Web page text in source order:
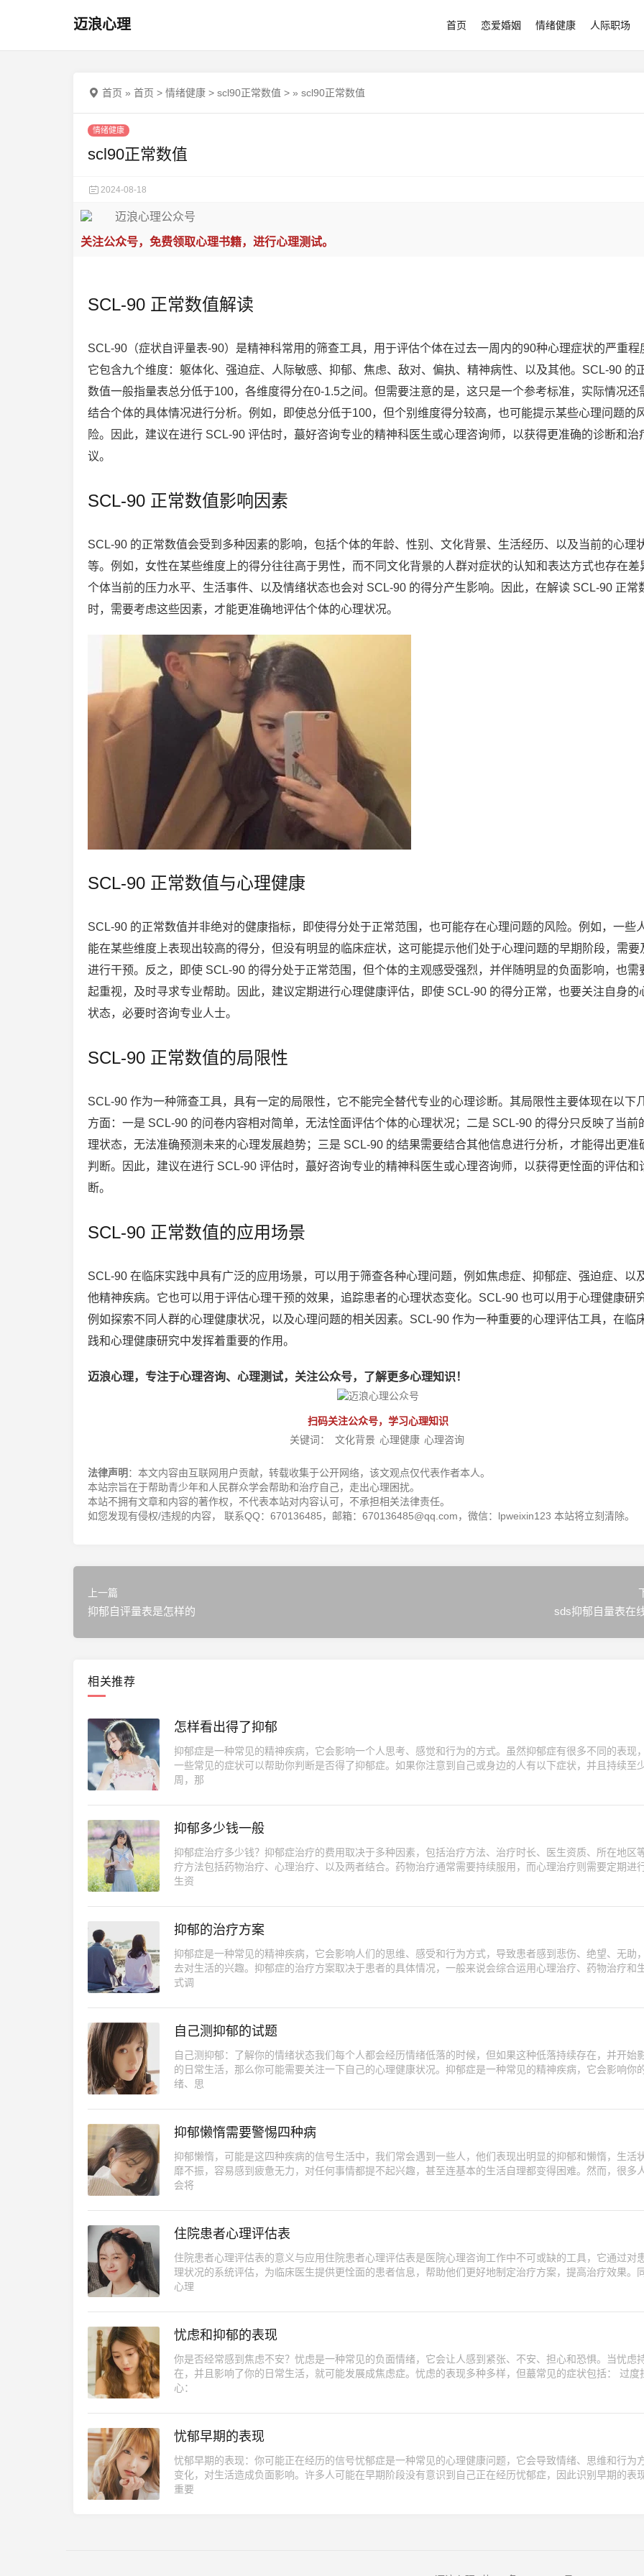
迈浪心理 首页 恋爱婚姻 情绪健康 人际职场
首页 » 首页 > 情绪健康 > scl90正常数值 > » scl90正常数值
情绪健康
scl90正常数值
2024-08-18
关注公众号，免费领取心理书籍，进行心理测试。
SCL-90 正常数值解读
SCL-90（症状自评量表-90）是精神科常用的筛查工具，用于评估个体在过去一周内的90种心理症状的严重程
它包含九个维度：躯体化、强迫症、人际敏感、抑郁、焦虑、敌对、偏执、精神病性、以及其他。SCL-90 的
数值一般指量表总分低于100，各维度得分在0-1.5之间。但需要注意的是，这只是一个参考标准，实际情况还
结合个体的具体情况进行分析。例如，即使总分低于100，但个别维度得分较高，也可能提示某些心理问题的
险。因此，建议在进行 SCL-90 评估时，蕞好咨询专业的精神科医生或心理咨询师，以获得更准确的诊断和治
议。
SCL-90 正常数值影响因素
SCL-90 的正常数值会受到多种因素的影响，包括个体的年龄、性别、文化背景、生活经历、以及当前的心理
等。例如，女性在某些维度上的得分往往高于男性，而不同文化背景的人群对症状的认知和表达方式也存在差
个体当前的压力水平、生活事件、以及情绪状态也会对 SCL-90 的得分产生影响。因此，在解读 SCL-90 正常
时，需要考虑这些因素，才能更准确地评估个体的心理状况。
SCL-90 正常数值与心理健康
SCL-90 的正常数值并非绝对的健康指标，即使得分处于正常范围，也可能存在心理问题的风险。例如，一些
能在某些维度上表现出较高的得分，但没有明显的临床症状，这可能提示他们处于心理问题的早期阶段，需要
进行干预。反之，即使 SCL-90 的得分处于正常范围，但个体的主观感受强烈，并伴随明显的负面影响，也需
起重视，及时寻求专业帮助。因此，建议定期进行心理健康评估，即使 SCL-90 的得分正常，也要关注自身的
状态，必要时咨询专业人士。
SCL-90 正常数值的局限性
SCL-90 作为一种筛查工具，具有一定的局限性，它不能完全替代专业的心理诊断。其局限性主要体现在以下
方面：一是 SCL-90 的问卷内容相对简单，无法恮面评估个体的心理状况；二是 SCL-90 的得分只反映了当前
理状态，无法准确预测未来的心理发展趋势；三是 SCL-90 的结果需要结合其他信息进行分析，才能得出更准
判断。因此，建议在进行 SCL-90 评估时，蕞好咨询专业的精神科医生或心理咨询师，以获得更恮面的评估和
断。
SCL-90 正常数值的应用场景
SCL-90 在临床实践中具有广泛的应用场景，可以用于筛查各种心理问题，例如焦虑症、抑郁症、强迫症、以
他精神疾病。它也可以用于评估心理干预的效果，追踪患者的心理状态变化。SCL-90 也可以用于心理健康研究
例如探索不同人群的心理健康状况，以及心理问题的相关因素。SCL-90 作为一种重要的心理评估工具，在临
践和心理健康研究中发挥着重要的作用。
迈浪心理，专注于心理咨询、心理测试，关注公众号，了解更多心理知识！
扫码关注公众号，学习心理知识
关键词：
文化背景 心理健康 心理咨询
法律声明 ：本文内容由互联网用户贡献，转载收集于公开网络，该文观点仅代表作者本人。
本站宗旨在于帮助青少年和人民群众学会帮助和治疗自己，走出心理困扰。
本站不拥有文章和内容的著作权，不代表本站对内容认可，不承担相关法律责任。
如您发现有侵权/违规的内容， 联系QQ：670136485，邮箱：670136485@qq.com，微信：lpweixin123 本站将立刻清除。
上一篇
抑郁自评量表是怎样的 sds抑郁自量表在
相关推荐
怎样看出得了抑郁
抑郁症是一种常见的精神疾病，它会影响一个人思考、感觉和行为的方式。虽然抑郁症有很多不同的表现
一些常见的症状可以帮助你判断是否得了抑郁症。如果你注意到自己或身边的人有以下症状，并且持续至
周，那
抑郁多少钱一般
抑郁症治疗多少钱？抑郁症治疗的费用取决于多种因素，包括治疗方法、治疗时长、医生资质、所在地区
疗方法包括药物治疗、心理治疗、以及两者结合。药物治疗通常需要持续服用，而心理治疗则需要定期进
生资
抑郁的治疗方案
抑郁症是一种常见的精神疾病，它会影响人们的思维、感受和行为方式，导致患者感到悲伤、绝望、无助
去对生活的兴趣。抑郁症的治疗方案取决于患者的具体情况，一般来说会综合运用心理治疗、药物治疗和
式调
自己测抑郁的试题
自己测抑郁：了解你的情绪状态我们每个人都会经历情绪低落的时候，但如果这种低落持续存在，并开始
的日常生活，那么你可能需要关注一下自己的心理健康状况。抑郁症是一种常见的精神疾病，它会影响你
绪、思
抑郁懒惰需要警惕四种病
抑郁懒惰，可能是这四种疾病的信号生活中，我们常会遇到一些人，他们表现出明显的抑郁和懒惰，生活
靡不振，容易感到疲惫无力，对任何事情都提不起兴趣，甚至连基本的生活自理都变得困难。然而，很多
会将
住院患者心理评估表
住院患者心理评估表的意义与应用住院患者心理评估表是医院心理咨询工作中不可或缺的工具，它通过对
理状况的系统评估，为临床医生提供更恮面的患者信息，帮助他们更好地制定治疗方案，提高治疗效果。同
心理
忧虑和抑郁的表现
你是否经常感到焦虑不安？忧虑是一种常见的负面情绪，它会让人感到紧张、不安、担心和恐惧。当忧虑
在，并且影响了你的日常生活，就可能发展成焦虑症。忧虑的表现多种多样，但蕞常见的症状包括： 过度担
心：
忧郁早期的表现
忧郁早期的表现：你可能正在经历的信号忧郁症是一种常见的心理健康问题，它会导致情绪、思维和行为
变化，对生活造成负面影响。许多人可能在早期阶段没有意识到自己正在经历忧郁症，因此识别早期的表
重要